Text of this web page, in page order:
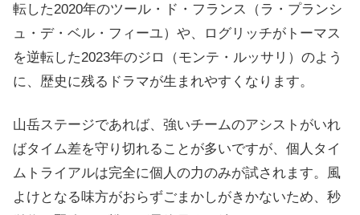
転した2020年のツール・ド・フランス（ラ・プランシ
ュ・デ・ベル・フィーユ）や、ログリッチがトーマス
を逆転した2023年のジロ（モンテ・ルッサリ）のよう
に、歴史に残るドラマが生まれやすくなります。
山岳ステージであれば、強いチームのアシストがいれ
ばタイム差を守り切れることが多いですが、個人タイ
ムトライアルは完全に個人の力のみが試されます。風
よけとなる味方がおらずごまかしがきかないため、秒